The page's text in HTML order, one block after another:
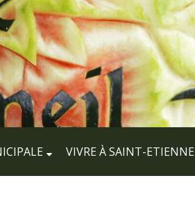
VIVRE À SAINT-ETIENNE